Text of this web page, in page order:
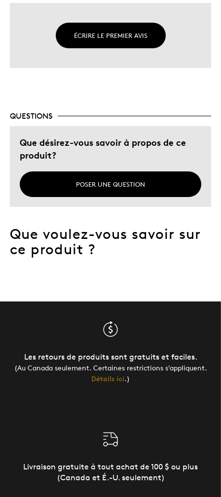
ÉCRIRE LE PREMIER AVIS
QUESTIONS
Que désirez-vous savoir à propos de ce
produit?
POSER UNE QUESTION
Que voulez-vous savoir sur
ce produit ?
Les retours de produits sont gratuits et faciles.
(Au Canada seulement. Certaines restrictions s’appliquent.
Détails ici.)
Livraison gratuite à tout achat de 100 $ ou plus
(Canada et É.-U. seulement)